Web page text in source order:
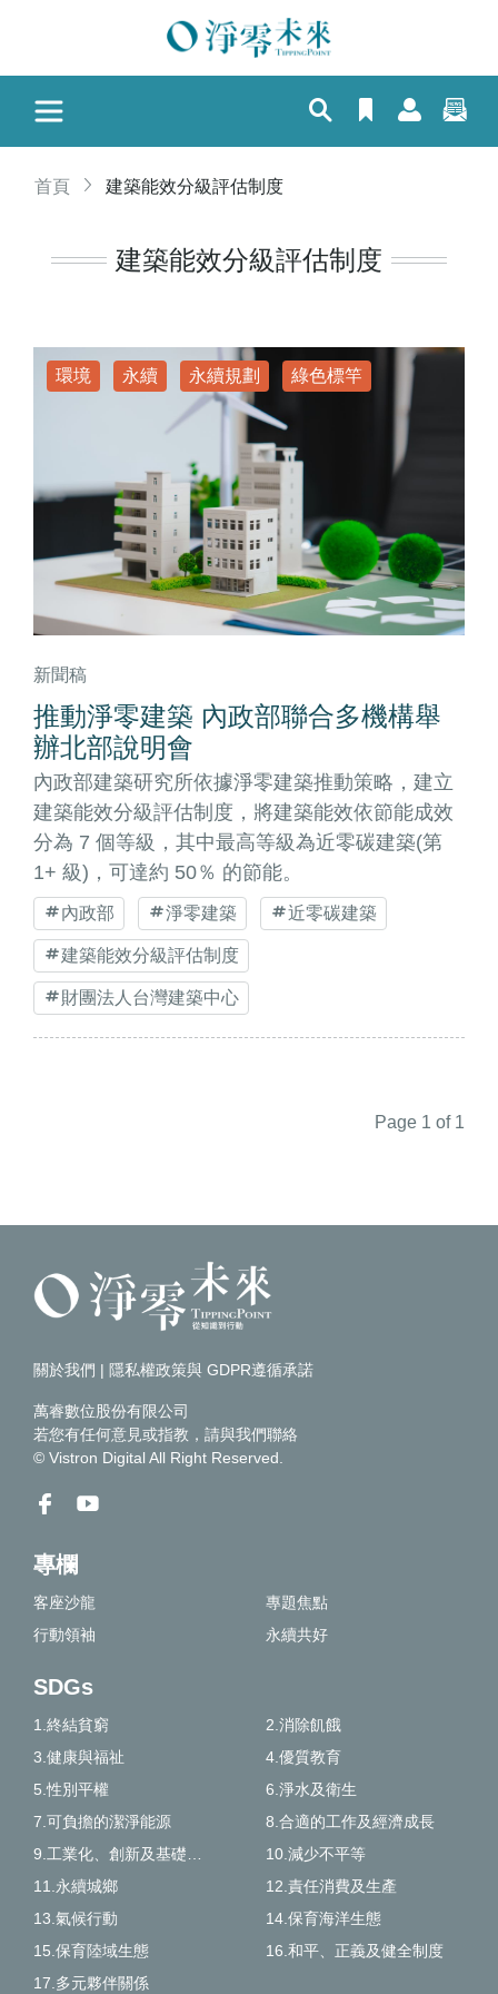
首頁 建築能效分級評估制度
建築能效分級評估制度
環境 永續 永續規劃 綠色標竿
新聞稿
推動淨零建築 內政部聯合多機構舉
辦北部說明會
內政部建築研究所依據淨零建築推動策略，建立
建築能效分級評估制度，將建築能效依節能成效
分為 7 個等級，其中最高等級為近零碳建築(第
1+ 級)，可達約 50％ 的節能。
內政部 淨零建築 近零碳建築
建築能效分級評估制度
財團法人台灣建築中心
Page 1 of 1
關於我們 | 隱私權政策與 GDPR遵循承諾
萬睿數位股份有限公司
若您有任何意見或指教，請與我們聯絡
© Vistron Digital All Right Reserved.
專欄
客座沙龍
專題焦點
行動領袖
永續共好
SDGs
1.終結貧窮
2.消除飢餓
3.健康與福祉
4.優質教育
5.性別平權
6.淨水及衛生
7.可負擔的潔淨能源
8.合適的工作及經濟成長
10.減少不平等
11.永續城鄉
12.責任消費及生產
13.氣候行動
14.保育海洋生態
15.保育陸域生態
16.和平、正義及健全制度
17.多元夥伴關係